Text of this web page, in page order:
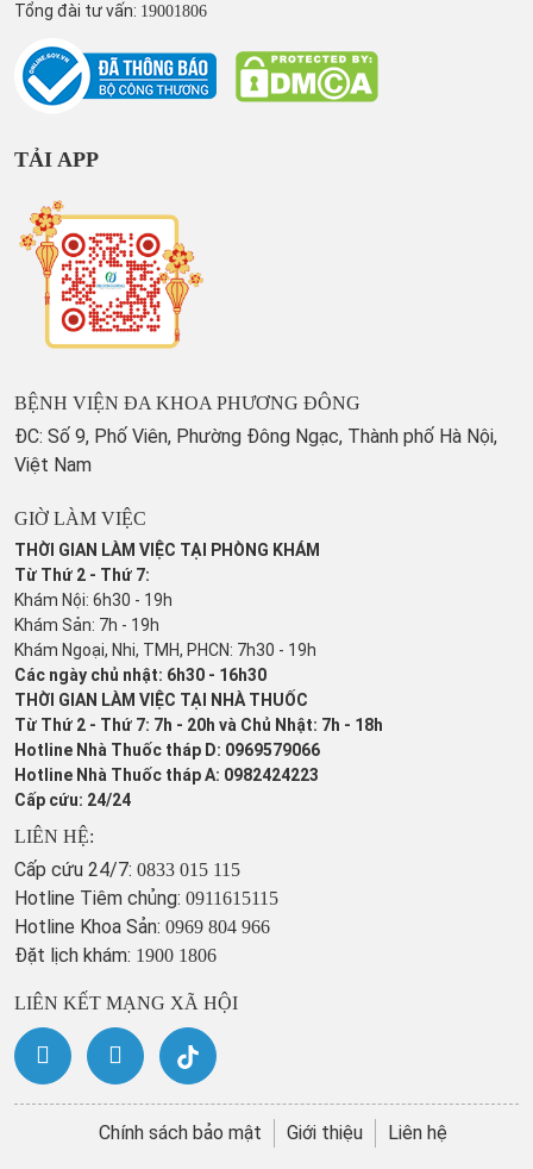
Tổng đài tư vấn: 19001806
TẢI APP
BỆNH VIỆN ĐA KHOA PHƯƠNG ĐÔNG
ĐC: Số 9, Phố Viên, Phường Đông Ngạc, Thành phố Hà Nội,
Việt Nam
GIỜ LÀM VIỆC
THỜI GIAN LÀM VIỆC TẠI PHÒNG KHÁM
Từ Thứ 2 - Thứ 7:
Khám Nội: 6h30 - 19h
Khám Sản: 7h - 19h
Khám Ngoại, Nhi, TMH, PHCN: 7h30 - 19h
Các ngày chủ nhật: 6h30 - 16h30
THỜI GIAN LÀM VIỆC TẠI NHÀ THUỐC
Từ Thứ 2 - Thứ 7: 7h - 20h và Chủ Nhật: 7h - 18h
Hotline Nhà Thuốc tháp D: 0969579066
Hotline Nhà Thuốc tháp A: 0982424223
Cấp cứu: 24/24
LIÊN HỆ:
Cấp cứu 24/7: 0833 015 115
Hotline Tiêm chủng: 0911615115
Hotline Khoa Sản: 0969 804 966
Đặt lịch khám: 1900 1806
LIÊN KẾT MẠNG XÃ HỘI
Chính sách bảo mật Giới thiệu Liên hệ